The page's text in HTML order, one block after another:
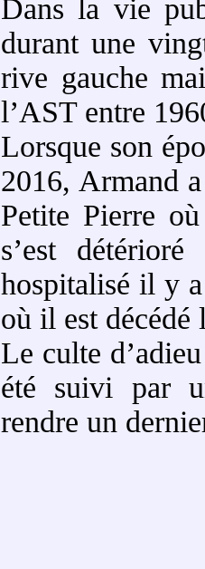
Dans la vie
durant une
rive gauche
l’AST entre
Lorsque son
2016, Armand
Petite Pierre
s’est
hospitalisé il y
où il est décédé
Le culte
été suivi par
rendre un